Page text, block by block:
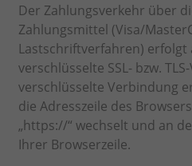
Der Zahlungsverkehr über
Zahlungsmittel (Visa/
Lastschriftverfahren)
verschlüsselte SSL- bzw.
verschlüsselte Verbindung
die Adresszeile des
„https://“ wechselt und an
Ihrer Browserzeile.